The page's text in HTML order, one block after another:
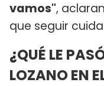
vamos",
que seguir
¿QUÉ LE
LOZANO EN